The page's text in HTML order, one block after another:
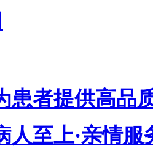
患者提供高品
人至上·亲情服